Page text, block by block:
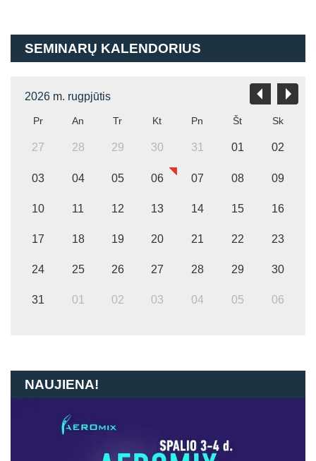
SEMINARŲ KALENDORIUS
2026 m. rugpjūtis
Pr An Tr Kt Pn Št Sk
27 28 29 30 31 01 02
03 04 05 06 07 08 09
10 11 12 13 14 15 16
17 18 19 20 21 22 23
24 25 26 27 28 29 30
31 01 02 03 04 05 06
NAUJIENA!